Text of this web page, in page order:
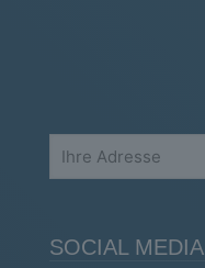
SOCIAL MEDIA